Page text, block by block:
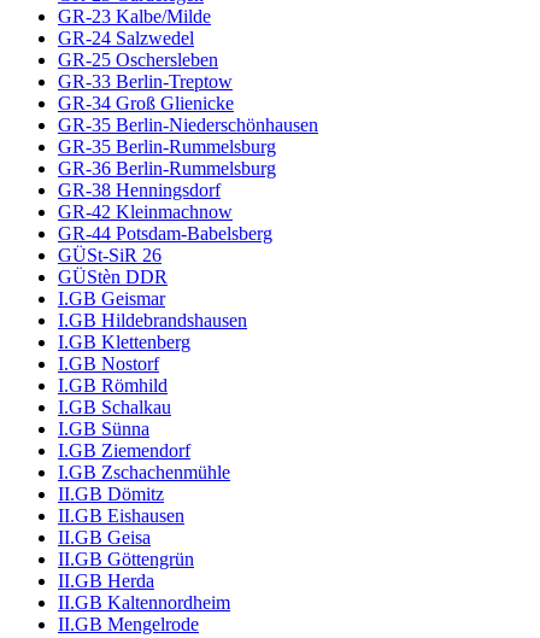
GR-23 Kalbe/Milde
GR-24 Salzwedel
GR-25 Oschersleben
GR-33 Berlin-Treptow
GR-34 Groß Glienicke
GR-35 Berlin-Niederschönhausen
GR-35 Berlin-Rummelsburg
GR-36 Berlin-Rummelsburg
GR-38 Henningsdorf
GR-42 Kleinmachnow
GR-44 Potsdam-Babelsberg
GÜSt-SiR 26
GÜStèn DDR
I.GB Geismar
I.GB Hildebrandshausen
I.GB Klettenberg
I.GB Nostorf
I.GB Römhild
I.GB Schalkau
I.GB Sünna
I.GB Ziemendorf
I.GB Zschachenmühle
II.GB Dömitz
II.GB Eishausen
II.GB Geisa
II.GB Göttengrün
II.GB Herda
II.GB Kaltennordheim
II.GB Mengelrode